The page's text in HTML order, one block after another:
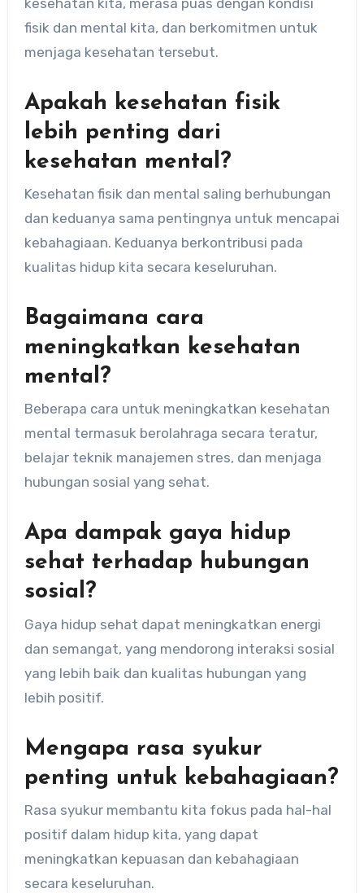
fisik dan mental kita, dan berkomitmen untuk
menjaga kesehatan tersebut.
Apakah kesehatan fisik
lebih penting dari
kesehatan mental?
Kesehatan fisik dan mental saling berhubungan
dan keduanya sama pentingnya untuk mencapai
kebahagiaan. Keduanya berkontribusi pada
kualitas hidup kita secara keseluruhan.
Bagaimana cara
meningkatkan kesehatan
mental?
Beberapa cara untuk meningkatkan kesehatan
mental termasuk berolahraga secara teratur,
belajar teknik manajemen stres, dan menjaga
hubungan sosial yang sehat.
Apa dampak gaya hidup
sehat terhadap hubungan
sosial?
Gaya hidup sehat dapat meningkatkan energi
dan semangat, yang mendorong interaksi sosial
yang lebih baik dan kualitas hubungan yang
lebih positif.
Mengapa rasa syukur
penting untuk kebahagiaan?
Rasa syukur membantu kita fokus pada hal-hal
positif dalam hidup kita, yang dapat
meningkatkan kepuasan dan kebahagiaan
secara keseluruhan.